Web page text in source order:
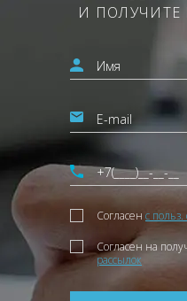
И
Согласен с
Согласен на
рассылок